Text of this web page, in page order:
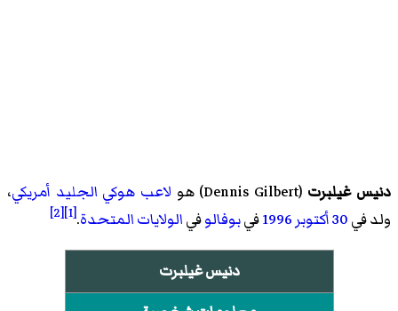
دنيس غيلبرت (
Dennis Gilbert)‏ هو لاعب هوكي الجليد أمريكي،
ولد في30 أكتوبر 1996فيبوفالوفيالولايات المتحدة.
[1]
[2]
دنيس غيلبرت